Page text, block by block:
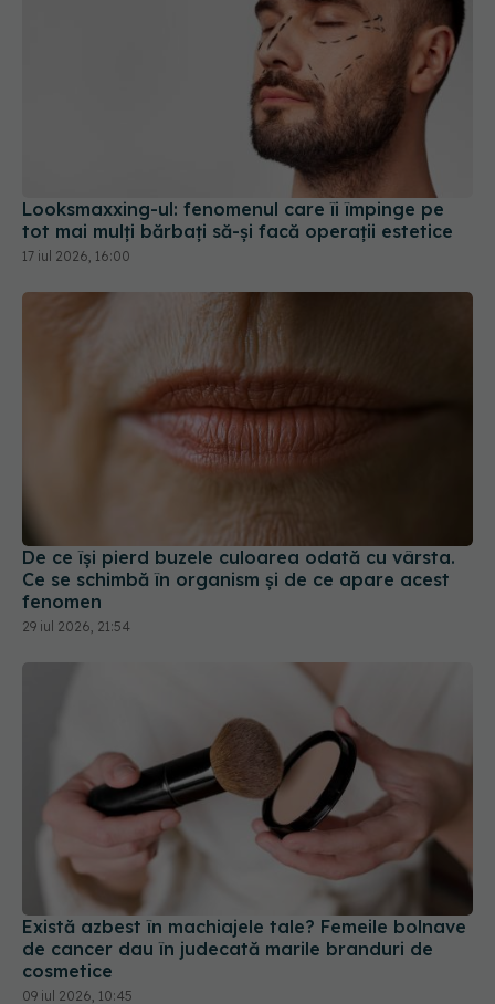
Looksmaxxing-ul: fenomenul care îi împinge pe
tot mai mulți bărbați să-și facă operații estetice
17 iul 2026, 16:00
De ce își pierd buzele culoarea odată cu vârsta.
Ce se schimbă în organism și de ce apare acest
fenomen
29 iul 2026, 21:54
Există azbest în machiajele tale? Femeile bolnave
de cancer dau în judecată marile branduri de
cosmetice
09 iul 2026, 10:45